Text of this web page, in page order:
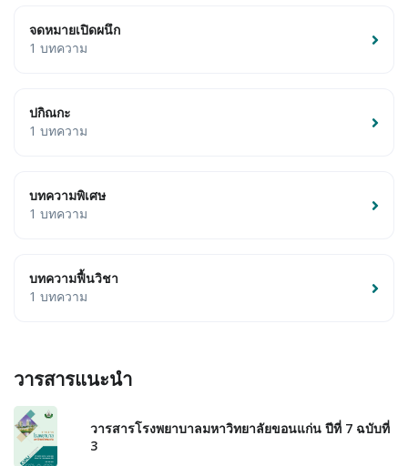
จดหมายเปิดผนึก
1 บทความ
ปกิณกะ
1 บทความ
บทความพิเศษ
1 บทความ
บทความฟื้นวิชา
1 บทความ
วารสารแนะนำ
วารสารโรงพยาบาลมหาวิทยาลัยขอนแก่น ปีที่ 7 ฉบับที่
3